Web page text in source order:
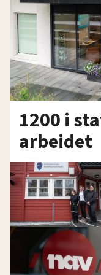
1200 i
arbeidet